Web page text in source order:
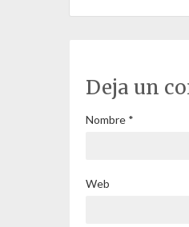
Deja un
Nombre *
Web